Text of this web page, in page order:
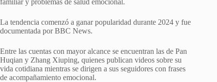
La tendencia comenzó a ganar popularidad durante 2024 y fue
documentada por BBC News.
Entre las cuentas con mayor alcance se encuentran las de Pan
Huqian y Zhang Xiuping, quienes publican videos sobre su
vida cotidiana mientras se dirigen a sus seguidores con frases
de acompañamiento emocional.